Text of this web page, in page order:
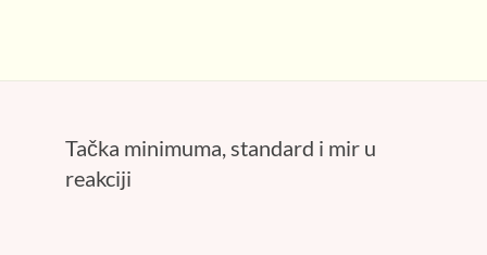
Tačka minimuma, standard i mir u
reakciji